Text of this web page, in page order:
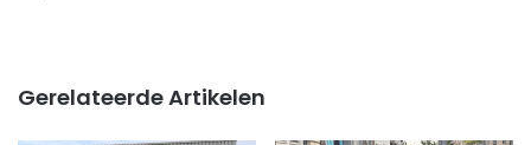
Gerelateerde Artikelen